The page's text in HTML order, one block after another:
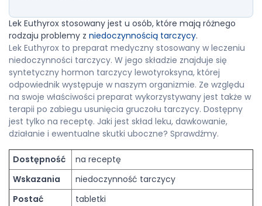
Lek Euthyrox stosowany jest u osób, które mają różnego
rodzaju problemy z niedoczynnością tarczycy.
Lek Euthyrox to preparat medyczny stosowany w leczeniu
niedoczynności tarczycy. W jego składzie znajduje się
syntetyczny hormon tarczycy lewotyroksyna, której
odpowiednik występuje w naszym organizmie. Ze względu
na swoje właściwości preparat wykorzystywany jest także w
terapii po zabiegu usunięcia gruczołu tarczycy. Dostępny
jest tylko na receptę. Jaki jest skład leku, dawkowanie,
działanie i ewentualne skutki uboczne? Sprawdźmy.
Dostępność
na receptę
Wskazania
niedoczynność tarczycy
Postać
tabletki